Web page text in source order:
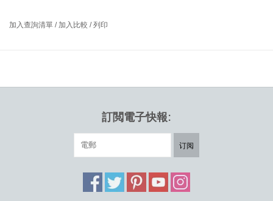
Nova C躺椅，有單靠背和雙靠背兩種。這是Nova C Back的休闲椅
流到腿部的血液，這也是機場旅客在需要進行下一次飛行並坐在有
躺椅是模塊化和可配置的，可以塑造直線和彎曲模塊的無縫無盡結
構，只有集成的扶手將座椅分開。它可以創建具有復雜印象的大型
社交和流量控製配置，或者與Nova C系列的兄弟姐妹一起創造整個
加入查詢清單 / 加入比較 /列印
訂閲電子快報:
订阅